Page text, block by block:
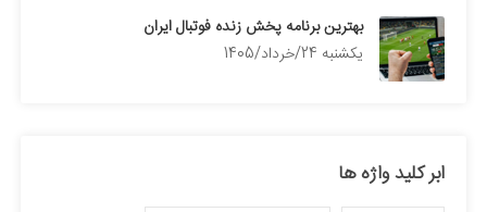
بهترین برنامه پخش زنده فوتبال ایران
يكشنبه 24/خرداد/1405
ابر کلید واژه ها